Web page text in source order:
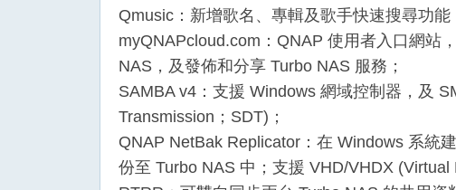
Qmusic：新增歌名、專輯及歌手快速搜尋功能
myQNAPcloud.com：QNAP 使用者入口網站
NAS，及發佈和分享 Turbo NAS 服務；
SAMBA v4：支援 Windows 網域控制器，及
Transmission；SDT)；
QNAP NetBak Replicator：在 Windows 系統
份至 Turbo NAS 中；支援 VHD/VHDX (Virtual